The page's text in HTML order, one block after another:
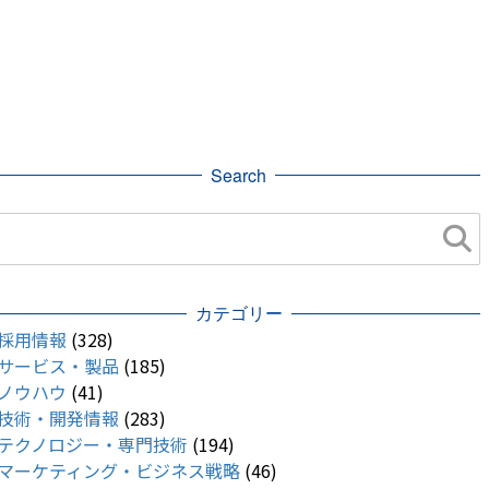
Search
カテゴリー
用情報 (328)
ービス・製品 (185)
ウハウ (41)
術・開発情報 (283)
クノロジー・専門技術 (194)
ーケティング・ビジネス戦略 (46)